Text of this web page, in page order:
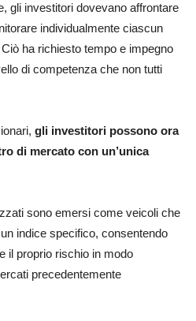
gli investitori dovevano affrontare
individualmente ciascun
ha richiesto tempo e impegno
di competenza che non tutti
gli investitori possono ora
di mercato con un’unica
sono emersi come veicoli che
indice specifico, consentendo
il proprio rischio in modo
precedentemente